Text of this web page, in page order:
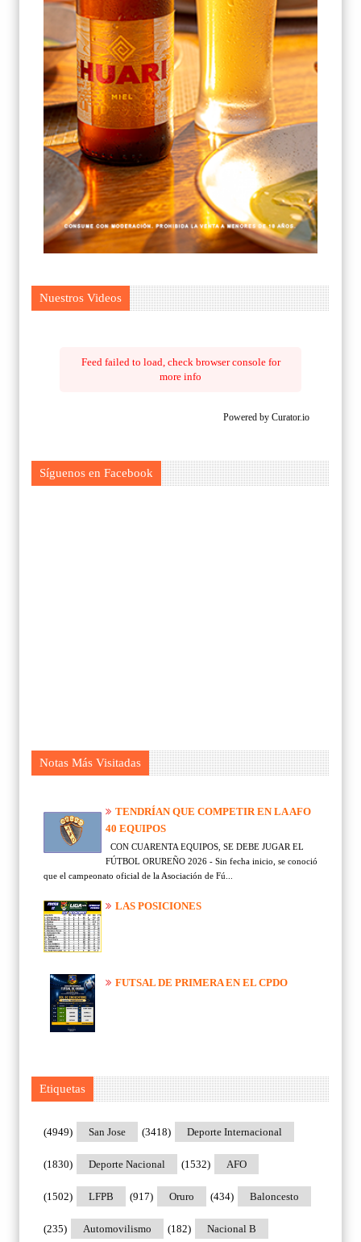
Nuestros Videos
Feed failed to load, check browser console for
more info
Powered by Curator.io
Síguenos en Facebook
Notas Más Visitadas
TENDRÍAN QUE COMPETIR EN LA AFO
40 EQUIPOS
CON CUARENTA EQUIPOS, SE DEBE JUGAR EL
FÚTBOL ORUREÑO 2026 - Sin fecha inicio, se conoció
que el campeonato oficial de la Asociación de Fú...
LAS POSICIONES
FUTSAL DE PRIMERA EN EL CPDO
Etiquetas
San Jose
(4949) Deporte Internacional
(3418)
Deporte Nacional
(1830) AFO
(1532)
LFPB
(1502) Oruro
(917) Baloncesto
(434)
Automovilismo
(235) Nacional B
(182)